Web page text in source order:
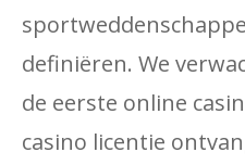
definiëren. We
de eerste online
casino licentie